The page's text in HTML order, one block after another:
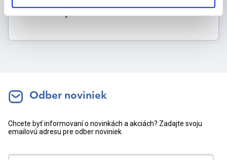
Dokumenty
Odber noviniek
Chcete byť informovaní o novinkách a akciách? Zadajte svoju
emailovú adresu pre odber noviniek.